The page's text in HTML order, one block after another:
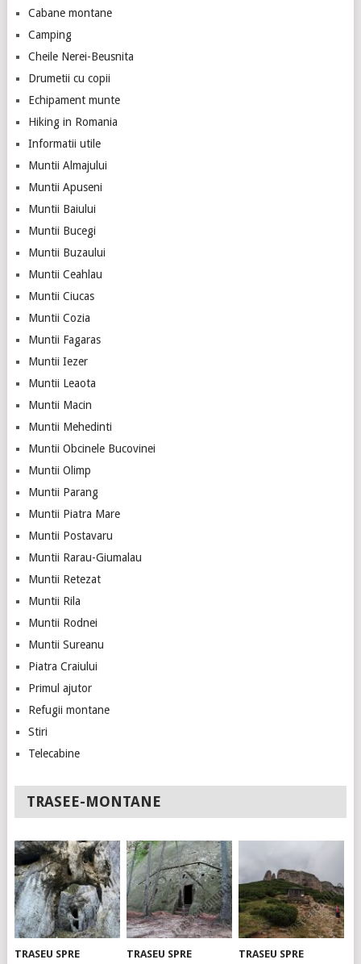
Cabane montane
Camping
Cheile Nerei-Beusnita
Drumetii cu copii
Echipament munte
Hiking in Romania
Informatii utile
Muntii Almajului
Muntii Apuseni
Muntii Baiului
Muntii Bucegi
Muntii Buzaului
Muntii Ceahlau
Muntii Ciucas
Muntii Cozia
Muntii Fagaras
Muntii Iezer
Muntii Leaota
Muntii Macin
Muntii Mehedinti
Muntii Obcinele Bucovinei
Muntii Olimp
Muntii Parang
Muntii Piatra Mare
Muntii Postavaru
Muntii Rarau-Giumalau
Muntii Retezat
Muntii Rila
Muntii Rodnei
Muntii Sureanu
Piatra Craiului
Primul ajutor
Refugii montane
Stiri
Telecabine
TRASEE-MONTANE
TRASEU SPRE TRASEU SPRE TRASEU SPRE